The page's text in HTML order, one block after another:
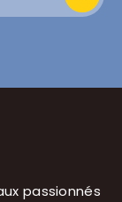
passionnés